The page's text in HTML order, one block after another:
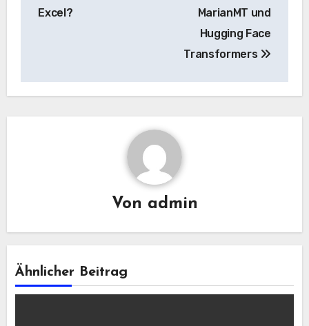
Excel?
MarianMT und
Hugging Face
Transformers
Von admin
Ähnlicher Beitrag